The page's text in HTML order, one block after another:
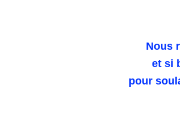
Nous
et si
pour